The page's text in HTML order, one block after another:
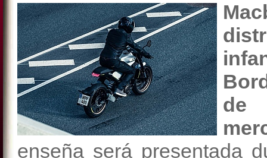
de
enseña será presentada